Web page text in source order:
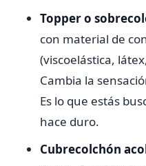
Topper o
con material de
(viscoelástica,
Cambia la
Es lo que estás
hace duro.
Cubrecolchón